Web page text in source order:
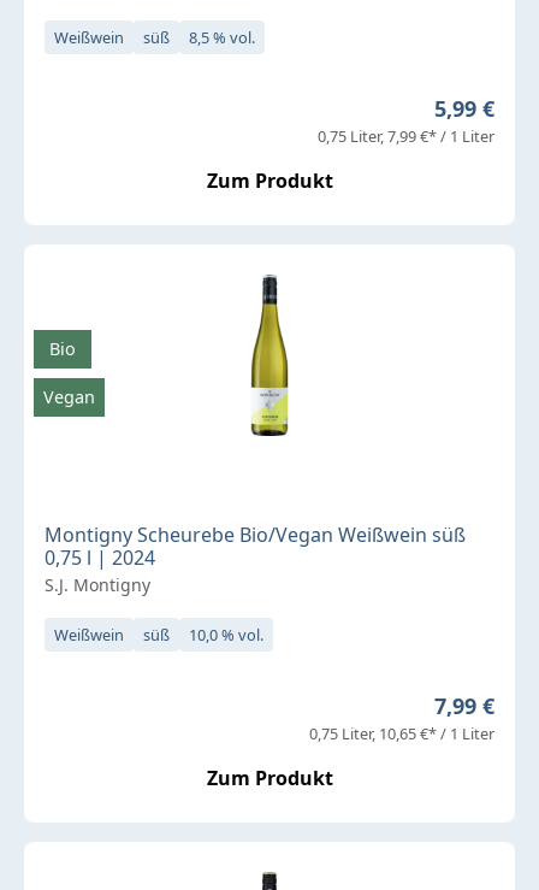
Weißwein süß 8,5 % vol.
Regulärer
5,99 €
0,75 Liter 7,99 €* / 1 Liter
Zum Produkt
Montigny Scheurebe Bio/Vegan Weißwein süß
0,75 l | 2024
S.J. Montigny
Weißwein süß 10,0 % vol.
Regulärer
7,99 €
0,75 Liter 10,65 €* / 1 Liter
Zum Produkt
Bio
Vegan